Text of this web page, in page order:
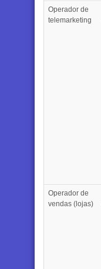
Operador de
telemarketing
Operador de
vendas (lojas)